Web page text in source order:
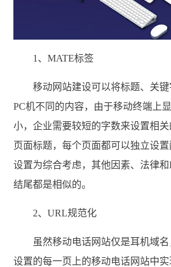
1、MATE标签
移动网站建设可以将标题、关
PC机不同的内容，由于移动终端上
小，企业需要较短的字数来设置相
页面标题，每个页面都可以独立设
设置为综合考虑，其他因素、法律
结尾都是相似的。
2、URL规范化
虽然移动电话网站仅是耳机域名
设置的每一页上的移动电话网站中